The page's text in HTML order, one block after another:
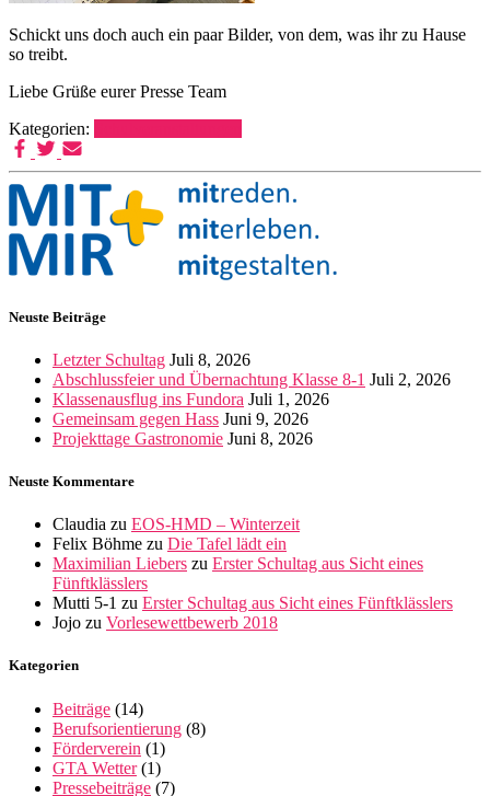
Schickt uns doch auch ein paar Bilder, von dem, was ihr zu Hause
so treibt.
Liebe Grüße eurer Presse Team
Kategorien:
Neuste Beiträge
Letzter Schultag Juli 8, 2026
Abschlussfeier und Übernachtung Klasse 8-1 Juli 2, 2026
Klassenausflug ins Fundora Juli 1, 2026
Gemeinsam gegen Hass Juni 9, 2026
Projekttage Gastronomie Juni 8, 2026
Neuste Kommentare
Claudia zu EOS-HMD – Winterzeit
Felix Böhme zu Die Tafel lädt ein
Maximilian Liebers zu Erster Schultag aus Sicht eines
Fünftklässlers
Mutti 5-1 zu Erster Schultag aus Sicht eines Fünftklässlers
Jojo zu Vorlesewettbewerb 2018
Kategorien
Beiträge (14)
Berufsorientierung (8)
Förderverein (1)
GTA Wetter(1)
Pressebeiträge (7)